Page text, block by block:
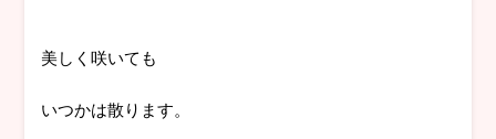
美しく咲いても
いつかは散ります。